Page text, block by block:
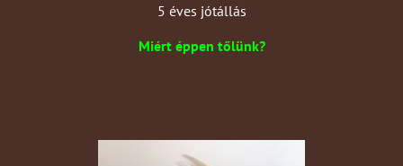
5 éves jótállás
Miért éppen tőlünk?